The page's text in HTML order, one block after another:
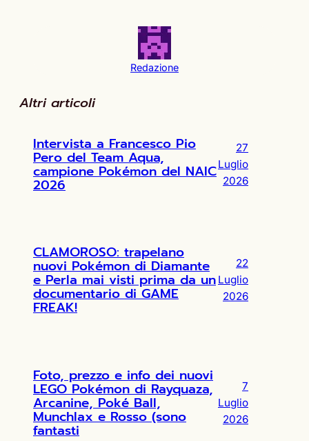
Redazione
Altri articoli
Intervista a Francesco Pio
Pero del Team Aqua,
campione Pokémon del NAIC
2026
27
Luglio
2026
CLAMOROSO: trapelano
nuovi Pokémon di Diamante
e Perla mai visti prima da un
documentario di GAME
FREAK!
22
Luglio
2026
Foto, prezzo e info dei nuovi
LEGO Pokémon di Rayquaza,
Arcanine, Poké Ball,
Munchlax e Rosso (sono
fantasti
7
Luglio
2026